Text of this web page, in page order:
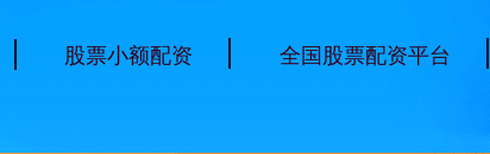
股票小额配资 全国股票配资平台